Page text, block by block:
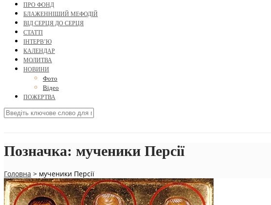
ПРО ФОНД
БЛАЖЕННІШИЙ МЕФОДІЙ
ВІД СЕРЦЯ ДО СЕРЦЯ
СТАТТІ
ІНТЕРВ’Ю
КАЛЕНДАР
МОЛИТВА
НОВИНИ
Фото
Відео
ПОЖЕРТВА
Позначка: мученики Персії
Головна > мученики Персії